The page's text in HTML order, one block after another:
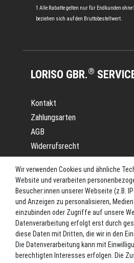
1 Alle Rabatte gelten nur für Endkunden ohne
beziehen sich auf den Bruttobestellwert.
LORISO GBR.®
Kontakt
Zahlungsarten
AGB
Widerrufsrecht
Datenschutz
Batterieverordnung
Versand
Blog
TOP-KATEGORIEN
Wir verwenden Cookies und ähnliche
Website und verarbeiten
Besucher:innen unserer Webseite (z.B.
und Anzeigen zu personalisieren,
einzubinden oder Zugriffe auf unsere
Datenverarbeitung erfolgt erst durch
diese Daten mit Dritten, die wir in den
Die Datenverarbeitung kann mit
berechtigten Interesses erfolgen. Die